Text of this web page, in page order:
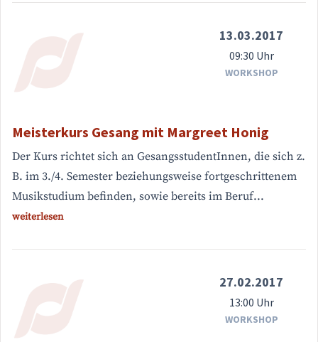
13.03.2017
09:30 Uhr
WORKSHOP
Meisterkurs Gesang mit Margreet Honig
Der Kurs richtet sich an GesangsstudentInnen, die sich z.
B. im 3./4. Semester beziehungsweise fortgeschrittenem
Musikstudium befinden, sowie bereits im Beruf...
weiterlesen
27.02.2017
13:00 Uhr
WORKSHOP